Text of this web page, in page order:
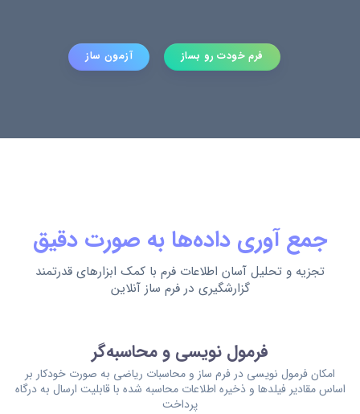
فرم خودت رو بساز آزمون ساز
جمع آوری داده‌ها به صورت دقیق
تجزیه و تحلیل آسان اطلاعات فرم با کمک ابزارهای قدرتمند
گزارشگیری در فرم ساز آنلاین
فرمول نویسی و محاسبه‌گر
امکان فرمول نویسی در فرم ساز و محاسبات ریاضی به صورت خودکار بر
اساس مقادیر فیلدها و ذخیره اطلاعات محاسبه شده با قابلیت ارسال به درگاه
پرداخت